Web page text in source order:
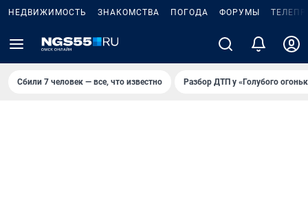
НЕДВИЖИМОСТЬ ЗНАКОМСТВА ПОГОДА ФОРУМЫ
Сбили 7 человек — все, что известно Разбор ДТП у «Голубого